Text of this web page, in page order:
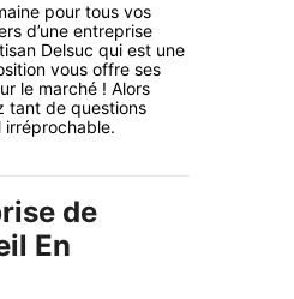
pour tous vos
d’une entreprise
Delsuc qui est une
vous offre ses
le marché ! Alors
tant de questions
irréprochable.
de
En